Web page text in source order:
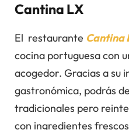
Cantina LX
El restaurante Cantina
cocina portuguesa con
acogedor. Gracias a su
gastronómica, podrás
tradicionales pero
con ingredientes